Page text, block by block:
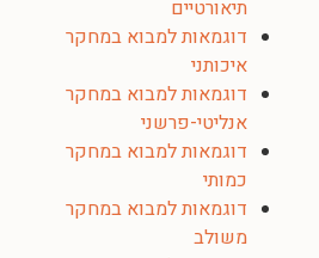
תיאורטיים
דוגמאות למבוא במחקר
איכותני
דוגמאות למבוא במחקר
אנליטי-פרשני
דוגמאות למבוא במחקר
כמותי
דוגמאות למבוא במחקר
משולב